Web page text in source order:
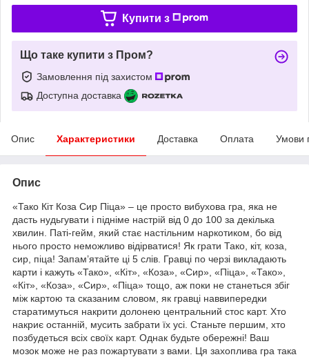
Купити з
Що таке купити з Пром?
Замовлення під захистом
Доступна доставка
Опис Характеристики Доставка Оплата Умови
Опис
«Тако Кіт Коза Сир Піца» – це просто вибухова гра, яка не
дасть нудьгувати і підніме настрій від 0 до 100 за декілька
хвилин. Паті-гейм, який стає настільним наркотиком, бо від
нього просто неможливо відірватися! Як грати Тако, кіт, коза,
сир, піца! Запам’ятайте ці 5 слів. Гравці по черзі викладають
карти і кажуть «Тако», «Кіт», «Коза», «Сир», «Піца», «Тако»,
«Кіт», «Коза», «Сир», «Піца» тощо, аж поки не станеться збіг
між картою та сказаним словом, як гравці наввипередки
старатимуться накрити долонею центральний стос карт. Хто
накриє останній, мусить забрати їх усі. Станьте першим, хто
позбудеться всіх своїх карт. Однак будьте обережні! Ваш
мозок може не раз пожартувати з вами. Ця захоплива гра така